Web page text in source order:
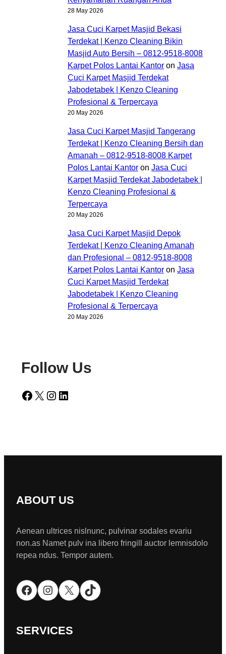
28 May 2026
Jasa Cuci Karpet Masjid Bekasi
Terdekat | Kenzo Cleaning Bikin
Masjid Auto Bersih – 0812-9518-8008
Karpet Polos Lantai Kantor on Jasa
Cuci Karpet Masjid Terdekat
Jabodetabek | Kenzo Cleaning
Profesional & Terpercaya
20 May 2026
Jasa Cuci Karpet Masjid Tangerang
Terdekat | Kenzo Cleaning Bersih dan
Amanah – 0812-9518-8008 Karpet
Polos Lantai Kantor on Jasa Cuci
Karpet Masjid Terdekat Jabodetabek |
Kenzo Cleaning Profesional &
Terpercaya
20 May 2026
Jasa Cuci Karpet Masjid Depok
Terdekat | Kenzo Cleaning Amanah
dan Profesional – 0812-9518-8008
Karpet Polos Lantai Kantor on Jasa
Cuci Karpet Masjid Terdekat
Jabodetabek | Kenzo Cleaning
Profesional & Terpercaya
20 May 2026
Follow Us
Facebook X Instagram LinkedIn
ABOUT US
Aenean ultrices nislnunc, pulvinar sodales evariu
non.as Namet pulv ina libero fringill auctor lemnisdolo
repea ndus. Tempor autem.
Facebook Instagram X TikTok
SERVICES